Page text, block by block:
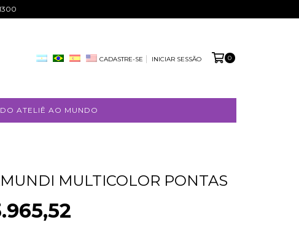
CADASTRE-SE INICIAR SESSÃO 0
DO ATELIÊ AO MUNDO
MULTICOLOR PONTAS